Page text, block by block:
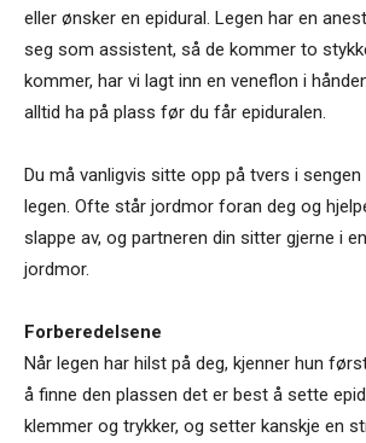
eller ønsker en epidural. Legen har en
seg som assistent, så de kommer to
kommer, har vi lagt inn en veneflon i
alltid ha på plass før du får epiduralen.
Du må vanligvis sitte opp på tvers i
legen. Ofte står jordmor foran deg og
slappe av, og partneren din sitter gjerne i
jordmor.
Forberedelsene
Når legen har hilst på deg, kjenner hun
å finne den plassen det er best å sette
klemmer og trykker, og setter kanskje en